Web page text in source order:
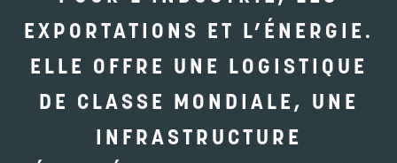
EXPORTATIONS ET L’ÉNERGIE.
ELLE OFFRE UNE LOGISTIQUE
DE CLASSE MONDIALE, UNE
INFRASTRUCTURE